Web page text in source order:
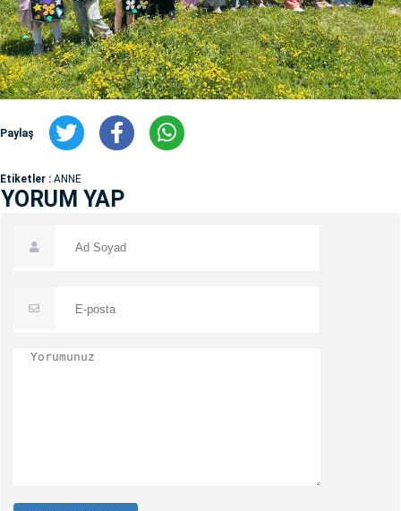
Paylaş
Etiketler : ANNE
YORUM YAP